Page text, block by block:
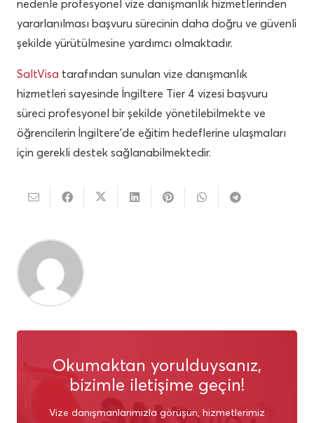
nedenle profesyonel vize danışmanlık hizmetlerinden
yararlanılması başvuru sürecinin daha doğru ve güvenli
şekilde yürütülmesine yardımcı olmaktadır.
SaltVisa tarafından sunulan vize danışmanlık
hizmetleri sayesinde İngiltere Tier 4 vizesi başvuru
süreci profesyonel bir şekilde yönetilebilmekte ve
öğrencilerin İngiltere’de eğitim hedeflerine ulaşmaları
için gerekli destek sağlanabilmektedir.
Okumaktan yorulduysanız,
bizimle iletişime geçin!
Vize danışmanlarımızla görüşün, hizmetlerimiz